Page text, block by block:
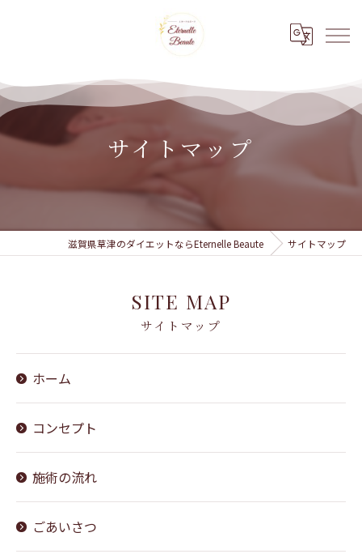
サイトマップ
滋賀県草津のダイエットならEternelle Beaute サイトマップ
サイトマップ
SITE MAP
ホーム
コンセプト
施術の流れ
ごあいさつ